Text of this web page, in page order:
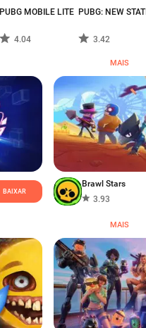
PUBG MOBILE LITE
4.04
PUBG: NEW
3.42
MAIS
BAIXAR
Brawl Stars
3.93
MAIS